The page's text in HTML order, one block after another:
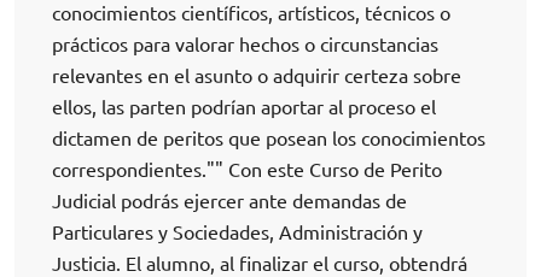
conocimientos científicos, artísticos, técnicos o
prácticos para valorar hechos o circunstancias
relevantes en el asunto o adquirir certeza sobre
ellos, las parten podrían aportar al proceso el
dictamen de peritos que posean los conocimientos
correspondientes."" Con este Curso de Perito
Judicial podrás ejercer ante demandas de
Particulares y Sociedades, Administración y
Justicia. El alumno, al finalizar el curso, obtendrá